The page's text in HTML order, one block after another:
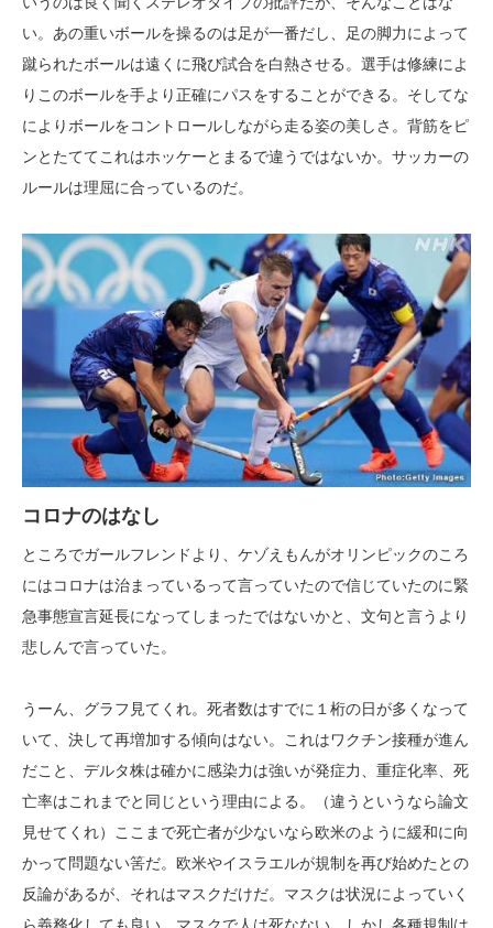
い。あの重いボールを操るのは足が一番だし、足の脚力によって
蹴られたボールは遠くに飛び試合を白熱させる。選手は修練によ
りこのボールを手より正確にパスをすることができる。そしてな
によりボールをコントロールしながら走る姿の美しさ。背筋をピ
ンとたててこれはホッケーとまるで違うではないか。サッカーの
ルールは理屈に合っているのだ。
コロナのはなし
ところでガールフレンドより、ケゾえもんがオリンピックのころ
にはコロナは治まっているって言っていたので信じていたのに緊
急事態宣言延長になってしまったではないかと、文句と言うより
悲しんで言っていた。
うーん、グラフ見てくれ。死者数はすでに１桁の日が多くなって
いて、決して再増加する傾向はない。これはワクチン接種が進ん
だこと、デルタ株は確かに感染力は強いが発症力、重症化率、死
亡率はこれまでと同じという理由による。（違うというなら論文
見せてくれ）ここまで死亡者が少ないなら欧米のように緩和に向
かって問題ない筈だ。欧米やイスラエルが規制を再び始めたとの
反論があるが、それはマスクだけだ。マスクは状況によっていく